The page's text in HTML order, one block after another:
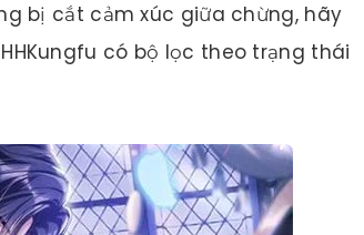
bị cắt cảm xúc giữa chừng, hãy
có bộ lọc theo trạng thái